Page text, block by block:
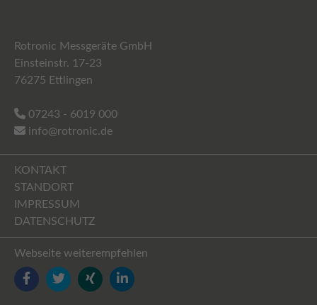
Rotronic Messgeräte GmbH
Einsteinstr. 17-23
76275 Ettlingen
07243 - 6019 000
info@rotronic.de
KONTAKT
STANDORT
IMPRESSUM
DATENSCHUTZ
Webseite weiterempfehlen
FACEBOOK
TWITTERYOUTUBELINKEDIN